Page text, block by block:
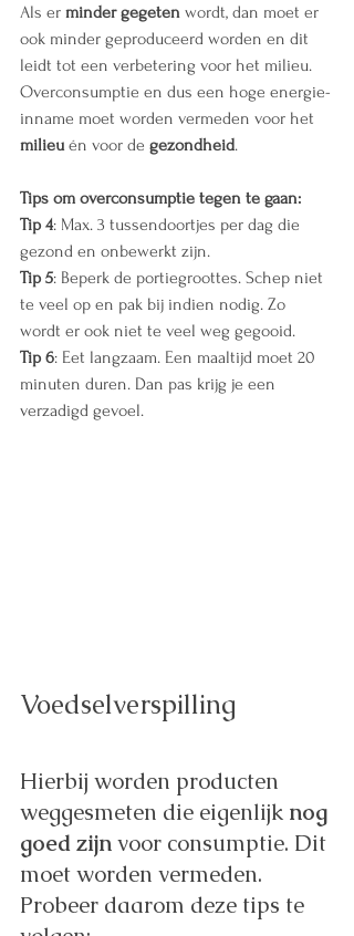
Als er minder gegeten wordt, dan moet er
ook minder geproduceerd worden en dit
leidt tot een verbetering voor het milieu.
Overconsumptie en dus een hoge energie-
inname moet worden vermeden voor het
milieu én voor de gezondheid.
Tips om overconsumptie tegen te gaan:
Tip 4: Max. 3 tussendoortjes per dag die
gezond en onbewerkt zijn.
Tip 5: Beperk de portiegroottes. Schep niet
te veel op en pak bij indien nodig. Zo
wordt er ook niet te veel weg gegooid.
Tip 6: Eet langzaam. Een maaltijd moet 20
minuten duren. Dan pas krijg je een
verzadigd gevoel.
Voedselverspilling
Hierbij worden producten
weggesmeten die eigenlijk nog
goed zijn voor consumptie. Dit
moet worden vermeden.
Probeer daarom deze tips te